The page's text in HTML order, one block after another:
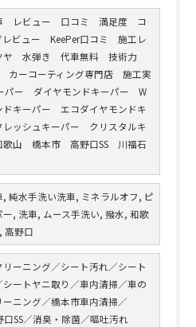
レビュー 口コミ 満足度 コ
レビュー KeePer口コミ 施工レ
ヤ 水弾き 代車無料 技術力
カーコーティング専門店 施工実
パー ダイヤモンドキーパー W
ドキーパー エコダイヤモンドキ
ッシュキーパー クリスタルキ
山 橋本市 高野口SS 川福石
, 純水手洗い洗車, ミネラルオフ, ピ
ー, 洗車, ムース手洗い, 撥水, 和歌
高野口
ーニング／シート汚れ／シート
シートヤニ取り／車内清掃／車の
ーニング／橋本市車内清掃／
口SS／消臭・除菌／嘔吐汚れ